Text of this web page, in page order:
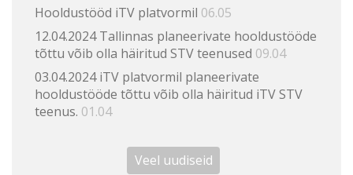
Hooldustööd iTV platvormil 06.05
12.04.2024 Tallinnas planeerivate hooldustööde
tõttu võib olla häiritud STV teenused 09.04
03.04.2024 iTV platvormil planeerivate
hooldustööde tõttu võib olla häiritud iTV STV
teenus. 01.04
Veel uudiseid